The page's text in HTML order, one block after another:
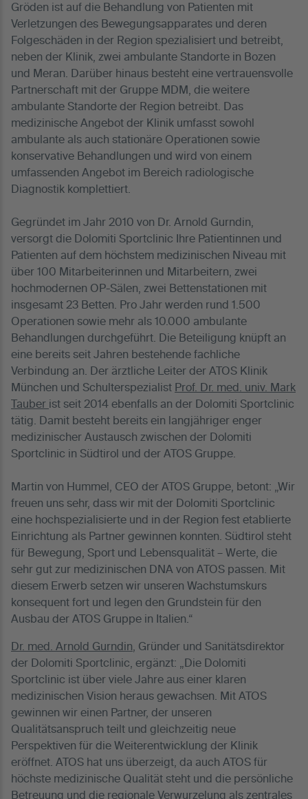
Gröden ist auf die Behandlung von Patienten mit
Verletzungen des Bewegungsapparates und deren
Folgeschäden in der Region spezialisiert und betreibt,
neben der Klinik, zwei ambulante Standorte in Bozen
und Meran. Darüber hinaus besteht eine vertrauensvolle
Partnerschaft mit der Gruppe MDM, die weitere
ambulante Standorte der Region betreibt. Das
medizinische Angebot der Klinik umfasst sowohl
ambulante als auch stationäre Operationen sowie
konservative Behandlungen und wird von einem
umfassenden Angebot im Bereich radiologische
Diagnostik komplettiert.
Gegründet im Jahr 2010 von Dr. Arnold Gurndin,
versorgt die Dolomiti Sportclinic Ihre Patientinnen und
Patienten auf dem höchstem medizinischen Niveau mit
über 100 Mitarbeiterinnen und Mitarbeitern, zwei
hochmodernen OP-Sälen, zwei Bettenstationen mit
insgesamt 23 Betten. Pro Jahr werden rund 1.500
Operationen sowie mehr als 10.000 ambulante
Behandlungen durchgeführt. Die Beteiligung knüpft an
eine bereits seit Jahren bestehende fachliche
Verbindung an. Der ärztliche Leiter der ATOS Klinik
München und Schulterspezialist Prof. Dr. med. univ. Mark
Tauber ist seit 2014 ebenfalls an der Dolomiti Sportclinic
tätig. Damit besteht bereits ein langjähriger enger
medizinischer Austausch zwischen der Dolomiti
Sportclinic in Südtirol und der ATOS Gruppe.
Martin von Hummel, CEO der ATOS Gruppe, betont: „Wir
freuen uns sehr, dass wir mit der Dolomiti Sportclinic
eine hochspezialisierte und in der Region fest etablierte
Einrichtung als Partner gewinnen konnten. Südtirol steht
für Bewegung, Sport und Lebensqualität – Werte, die
sehr gut zur medizinischen DNA von ATOS passen. Mit
diesem Erwerb setzen wir unseren Wachstumskurs
konsequent fort und legen den Grundstein für den
Ausbau der ATOS Gruppe in Italien.“
Dr. med. Arnold Gurndin, Gründer und Sanitätsdirektor
der Dolomiti Sportclinic, ergänzt: „Die Dolomiti
Sportclinic ist über viele Jahre aus einer klaren
medizinischen Vision heraus gewachsen. Mit ATOS
gewinnen wir einen Partner, der unseren
Qualitätsanspruch teilt und gleichzeitig neue
Perspektiven für die Weiterentwicklung der Klinik
eröffnet. ATOS hat uns überzeigt, da auch ATOS für
höchste medizinische Qualität steht und die persönliche
Betreuung und die regionale Verwurzelung als zentrales